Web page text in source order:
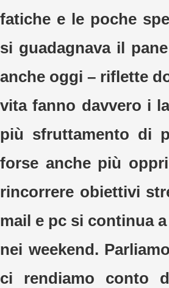
fatiche e le poche
si guadagnava il
anche oggi – riflette
vita fanno davvero i
più sfruttamento di
forse anche più
rincorrere obiettivi
mail e pc si continua
nei weekend.
ci rendiamo conto